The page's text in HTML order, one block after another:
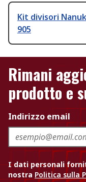
Kit divisori
905
Rimani
prodotto e
Indirizzo email
I dati personali
nostra Politica sulla